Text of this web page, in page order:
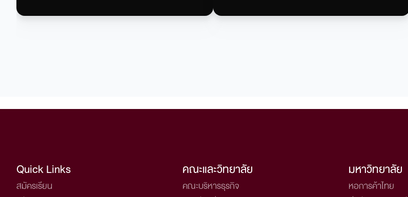
Quick Links
สมัครเรียน
คณะและวิทยาลัย
คณะบริหารธุรกิจ
มหาวิทยาลัย
หอการค้าไทย